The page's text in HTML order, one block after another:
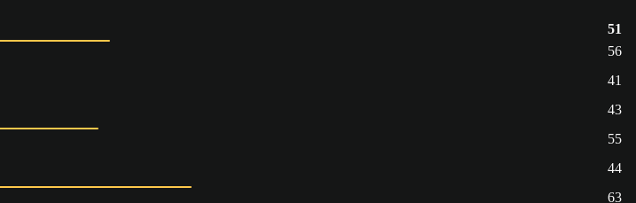
51
56
41
43
55
44
63